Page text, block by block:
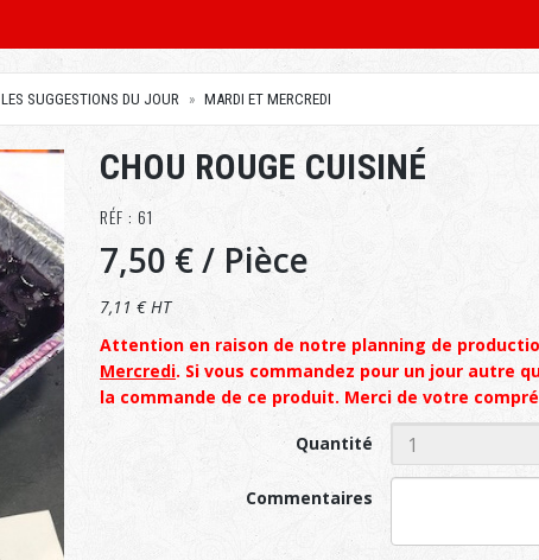
LES SUGGESTIONS DU JOUR MARDI ET MERCREDI
CHOU ROUGE CUISINÉ
RÉF : 61
7,50 €/ Pièce
7,11 € HT
Attention en raison de notre planning de
Mercredi. Si vous commandez pour un jour autre
la commande de ce produit. Merci de votre
Quantité
Commentaires